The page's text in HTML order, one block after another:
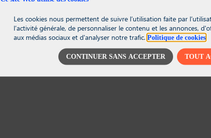
Les cookies nous permettent de suivre l’utilisation faite par
l’activité générale, de personnaliser le contenu et les annonces,
aux médias sociaux et d'analyser notre trafic.Politique de cookies
CONTINUER SANS ACCEPTER TOUT